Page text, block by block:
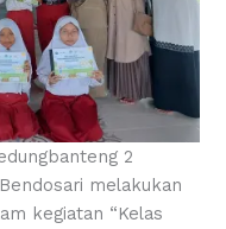
2
melakukan
kegiatan “Kelas